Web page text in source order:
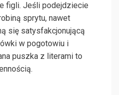
figli. Jeśli podejdziecie
sprytu, nawet
się satysfakcjonującą
w pogotowiu i
puszka z literami to